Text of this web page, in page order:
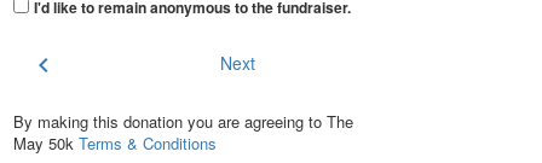
I'd like to remain anonymous to the fundraiser.
chevron_left Next
By making this donation you are agreeing to The
May 50k Terms & Conditions